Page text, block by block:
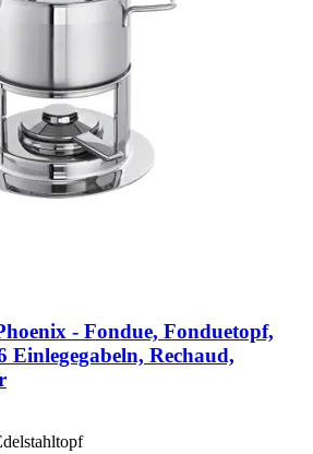
-​ Fondue, Fonduetopf,
Einlegegabeln, Rechaud,